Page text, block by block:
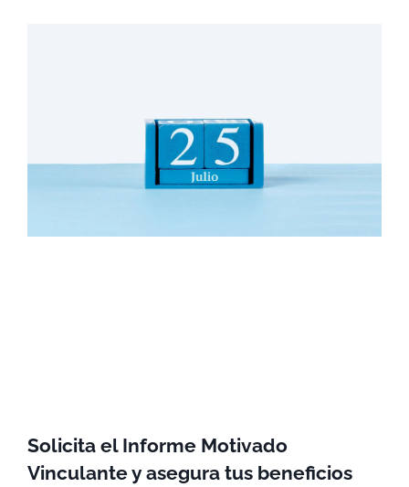
Solicita el Informe Motivado
Vinculante y asegura tus beneficios